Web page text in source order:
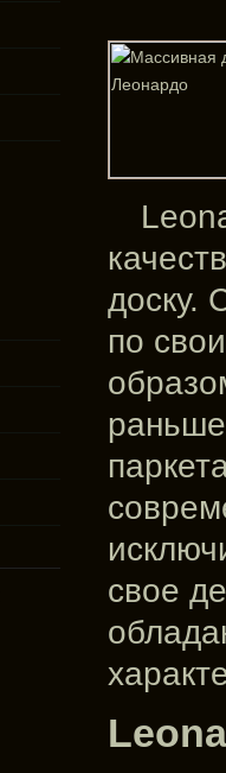
доску.
по
свое